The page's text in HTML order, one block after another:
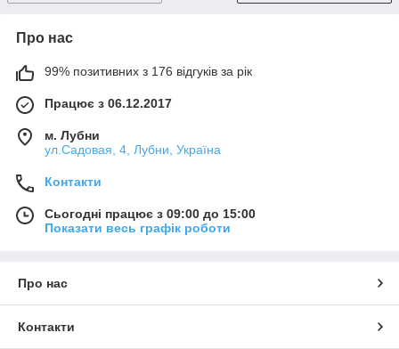
Про нас
99% позитивних з 176 відгуків за рік
Працює з 06.12.2017
м. Лубни
ул.Садовая, 4, Лубни, Україна
Контакти
Сьогодні працює з 09:00 до 15:00
Показати весь графік роботи
Про нас
Контакти